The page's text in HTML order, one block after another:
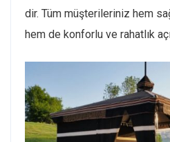
dir. Tüm müşterileriniz hem
hem de konforlu ve rahatlık